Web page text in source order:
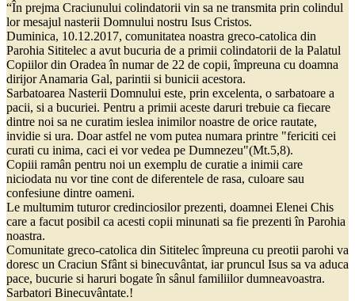
“În prejma Craciunului colindatorii vin sa ne transmita prin colindul
lor mesajul nasterii Domnului nostru Isus Cristos.
Duminica, 10.12.2017, comunitatea noastra greco-catolica din
Parohia Sititelec a avut bucuria de a primii colindatorii de la Palatul
Copiilor din Oradea în numar de 22 de copii, împreuna cu doamna
dirijor Anamaria Gal, parintii si bunicii acestora.
Sarbatoarea Nasterii Domnului este, prin excelenta, o sarbatoare a
pacii, si a bucuriei. Pentru a primii aceste daruri trebuie ca fiecare
dintre noi sa ne curatim ieslea inimilor noastre de orice rautate,
invidie si ura. Doar astfel ne vom putea numara printre "fericiti cei
curati cu inima, caci ei vor vedea pe Dumnezeu"(Mt.5,8).
Copiii ramân pentru noi un exemplu de curatie a inimii care
niciodata nu vor tine cont de diferentele de rasa, culoare sau
confesiune dintre oameni.
Le multumim tuturor credinciosilor prezenti, doamnei Elenei Chis
care a facut posibil ca acesti copii minunati sa fie prezenti în Parohia
noastra.
Comunitate greco-catolica din Sititelec împreuna cu preotii parohi va
doresc un Craciun Sfânt si binecuvântat, iar pruncul Isus sa va aduca
pace, bucurie si haruri bogate în sânul familiilor dumneavoastra.
Sarbatori Binecuvântate.!